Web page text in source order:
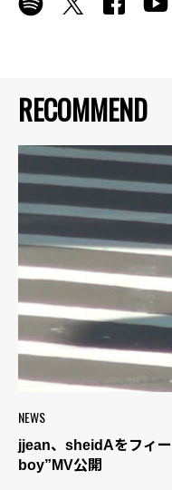
RECOMMEND
NEWS
jjean、sheidAをフィ
boy”MV公開